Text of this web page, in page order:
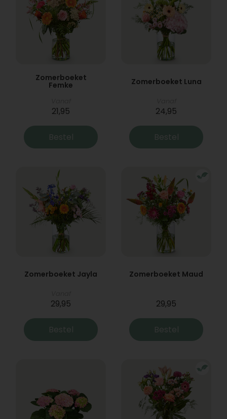
Zomerboeket
Femke
21,95
Bestel
Zomerboeket Luna
24,95
Bestel
Zomerboeket Jayla
29,95
Bestel
Zomerboeket Maud
29,95
Bestel